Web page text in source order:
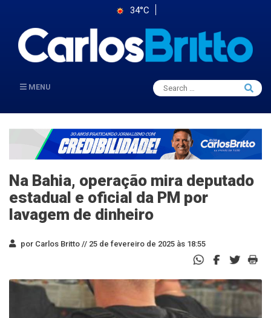
34°C
MENU
Search
for:
Search
Na Bahia, operação mira deputado
estadual e oficial da PM por
lavagem de dinheiro
por Carlos Britto // 25 de fevereiro de 2025 às 18:55